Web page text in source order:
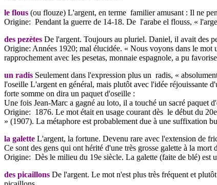
le flous (ou flouze) L'argent, en terme familier amusant : Il ne
Origine: Pendant la guerre de 14-18. De l'arabe el flouss, «
des pezètes De l'argent. Toujours au pluriel. Daniel, il avait des
Origine: Années 1920; mal élucidée. « Nous voyons dans le
rapprochement avec les pesetas, monnaie espagnole, a pu
un radis Seulement dans l'expression plus un radis, «
l'oseille L'argent en général, mais plutôt avec l'idée réjouissante
forte somme on dira un paquet d'oseille :
Une fois Jean-Marc a gagné au loto, il a touché un sacré paquet
Origine: 1876. Le mot était en usage courant dès le début du
» (1907). La métaphore est probablement due à une suffixation
la galette L'argent, la fortune. Devenu rare avec l'extension de
Ce sont des gens qui ont hérité d'une très grosse galette à la mort
Origine: Dès le milieu du 19e siècle. La galette (faite de blé) est
des picaillons De l'argent. Le mot n'est plus très fréquent et